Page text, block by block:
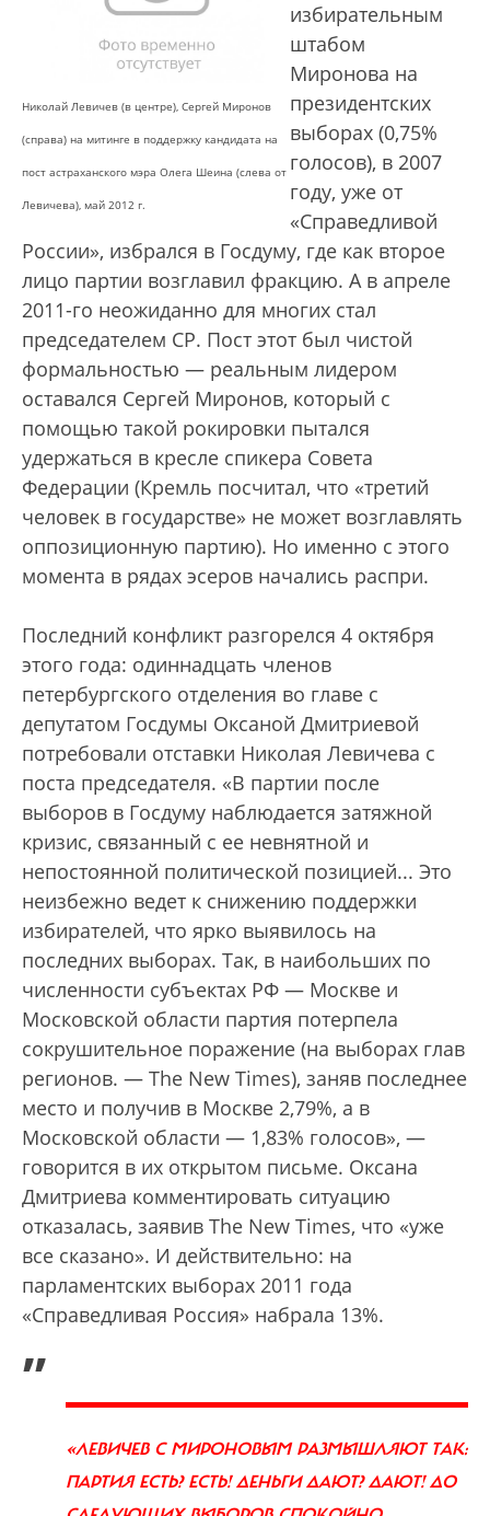
Николай Левичев (в центре), Сергей Миронов
(справа) на митинге в поддержку кандидата на
пост астраханского мэра Олега Шеина (слева от
Левичева), май 2012 г.
избирательным
штабом
Миронова на
президентских
выборах (0,75%
голосов), в 2007
году, уже от
«Справедливой
России», избрался в Госдуму, где как второе
лицо партии возглавил фракцию. А в апреле
2011-го неожиданно для многих стал
председателем СР. Пост этот был чистой
формальностью — реальным лидером
оставался Сергей Миронов, который с
помощью такой рокировки пытался
удержаться в кресле спикера Совета
Федерации (Кремль посчитал, что «третий
человек в государстве» не может возглавлять
оппозиционную партию). Но именно с этого
момента в рядах эсеров начались распри.
Последний конфликт разгорелся 4 октября
этого года: одиннадцать членов
петербургского отделения во главе с
депутатом Госдумы Оксаной Дмитриевой
потребовали отставки Николая Левичева с
поста председателя. «В партии после
выборов в Госдуму наблюдается затяжной
кризис, связанный с ее невнятной и
непостоянной политической позицией... Это
неизбежно ведет к снижению поддержки
избирателей, что ярко выявилось на
последних выборах. Так, в наибольших по
численности субъектах РФ — Москве и
Московской области партия потерпела
сокрушительное поражение (на выборах глав
регионов. — The New Times), заняв последнее
место и получив в Москве 2,79%, а в
Московской области — 1,83% голосов», —
говорится в их открытом письме. Оксана
Дмитриева комментировать ситуацию
отказалась, заявив The New Times, что «уже
все сказано». И действительно: на
парламентских выборах 2011 года
«Справедливая Россия» набрала 13%.
„
«ЛЕВИЧЕВ С МИРОНОВЫМ РАЗМЫШЛЯЮТ ТАК:
ПАРТИЯ ЕСТЬ? ЕСТЬ! ДЕНЬГИ ДАЮТ? ДАЮТ! ДО